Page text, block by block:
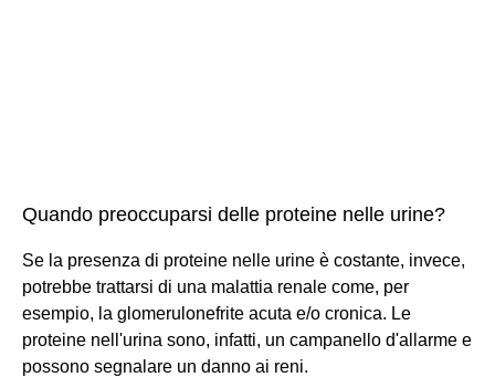
Quando preoccuparsi delle proteine nelle urine?
Se la presenza di proteine nelle urine è costante, invece,
potrebbe trattarsi di una malattia renale come, per
esempio, la glomerulonefrite acuta e/o cronica. Le
proteine nell'urina sono, infatti, un campanello d'allarme e
possono segnalare un danno ai reni.